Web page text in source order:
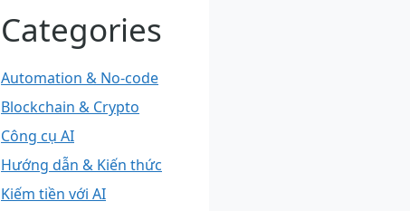
Categories
Automation & No-code
Blockchain & Crypto
Công cụ AI
Hướng dẫn & Kiến thức
Kiếm tiền với AI